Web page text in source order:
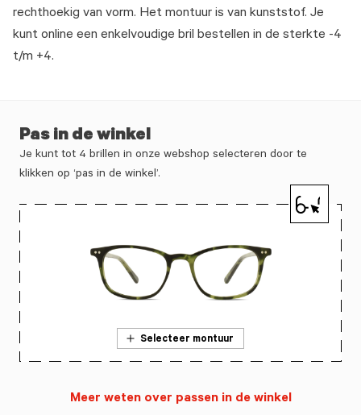
rechthoekig van vorm. Het montuur is van kunststof. Je
kunt online een enkelvoudige bril bestellen in de sterkte -4
t/m +4.
Pas in de winkel
Je kunt tot 4 brillen in onze webshop selecteren door te
klikken op ‘pas in de winkel’.
Selecteer montuur
Meer weten over passen in de winkel